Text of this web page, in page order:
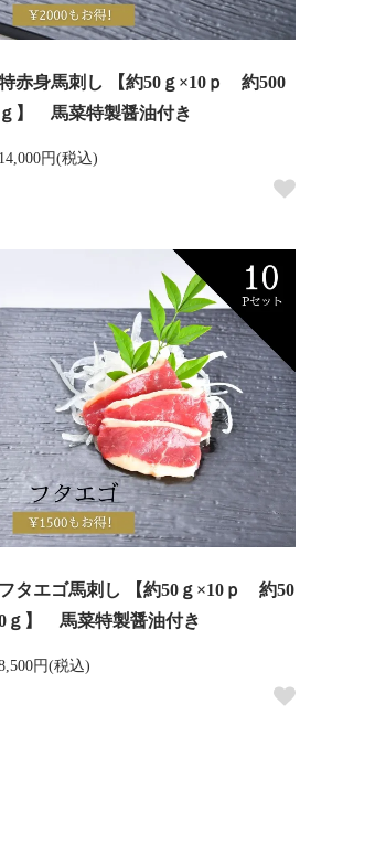
赤身馬刺し 【約50ｇ×10ｐ 約500
ｇ】 馬菜特製醤油付き
14,000円(税込)
フタエゴ馬刺し 【約50ｇ×10ｐ 約50
ｇ】 馬菜特製醤油付き
円(税込)